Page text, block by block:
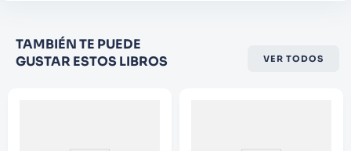
Califique el producto de 1 a 5
estrellas
TAMBIÉN TE PUEDE
GUSTAR ESTOS LIBROS
VER TODOS